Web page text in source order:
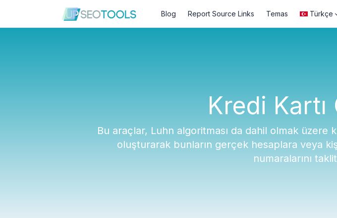
Blog Report Source Links Temas Türkçe
Kredi
Bu araçlar, Luhn algoritması da dahil olmak üzere
oluşturarak bunların gerçek hesaplara veya
numaralarını